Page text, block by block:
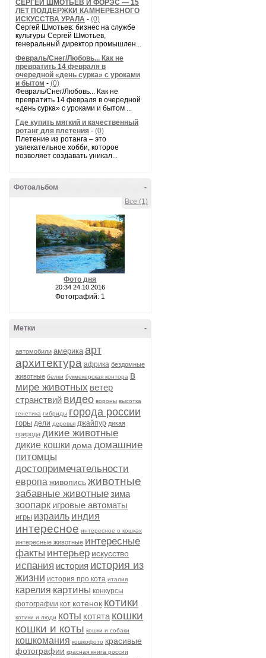
СЕРГЕЙ ШМОТЬЕВ И ФОРЭС — 15
ЛЕТ ПОДДЕРЖКИ КАМНЕРЕЗНОГО
ИСКУССТВА УРАЛА - (0)
Сергей Шмотьев: бизнес на службе
культуры Сергей Шмотьев,
генеральный директор промышлен...
Февраль/Снег/Любовь... Как не
превратить 14 февраля в
очередной «день сурка» с уроками
и бытом - (0)
Февраль/Снег/Любовь... Как не
превратить 14 февраля в очередной
«день сурка» с уроками и бытом ...
Где купить мягкий и качественный
ротанг для плетения - (0)
Плетение из ротанга – это
увлекательное хобби, которое
позволяет создавать уникал...
-
Фотоальбом
Все (1)
Фото дня
20:34 24.10.2016
Фотографий: 1
-
Метки
автомобили америка арт
архитектура африка бездомные
животные белки букмекерская контора в
мире животных ветер
странствий видео вороны высотка
генетика гибриды города россии
горы дели деревья джайпур дикая
природа дикие животные
дикие кошки дома домашние
питомцы
достопримечательности
европа живописьживотные
забавные животныезима
зоопарк игровые автоматы
игры израиль индия
интересное интересное о кошках
интересные животные интересные
факты интерьер искусство
испания история история из
жизни история про кота италия
карелия картины конкурсы
фотографии кот котенок котики
котики и люди коты котята кошки
кошки и коты кошки и собаки
кошкомания кошкофото красивые
фотографии красная книга россии